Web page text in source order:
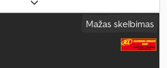
masė:13 700 kg, pavaros būklė:100
, pirmoji registracija:
Euro 5, kaušo
Mažas skelbimas